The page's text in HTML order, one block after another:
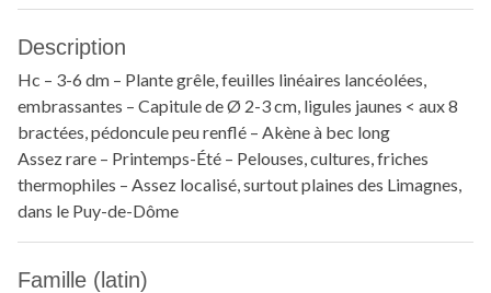
Description
Hc – 3-6 dm – Plante grêle, feuilles linéaires lancéolées,
embrassantes – Capitule de Ø 2-3 cm, ligules jaunes < aux 8
bractées, pédoncule peu renflé – Akène à bec long
Assez rare – Printemps-Été – Pelouses, cultures, friches
thermophiles – Assez localisé, surtout plaines des Limagnes,
dans le Puy-de-Dôme
Famille (latin)